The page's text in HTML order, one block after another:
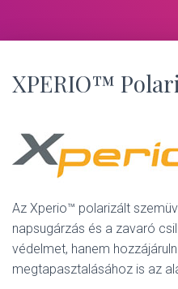
XPERIO™
Az Xperio™ polarizált
napsugárzás és a zavaró
védelmet, hanem
megtapasztalásához is az